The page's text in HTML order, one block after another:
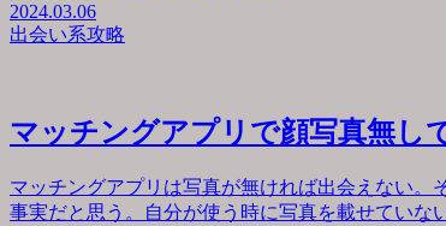
2024.03.06
出会い系攻略
マッチングアプリで顔写真無し
マッチングアプリは写真が無ければ出会えない
事実だと思う。自分が使う時に写真を載せてい